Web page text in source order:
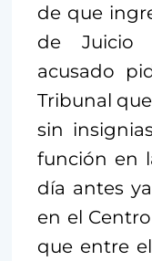
de que
de Juicio
acusado
Tribunal
sin
función en
día antes
en el
que entre